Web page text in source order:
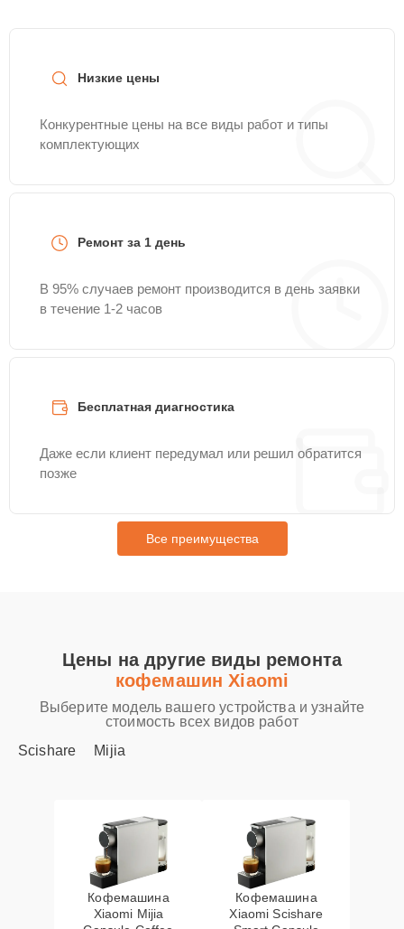
Низкие цены
Конкурентные цены на все виды работ и типы
комплектующих
Ремонт за 1 день
В 95% случаев ремонт производится в день заявки
в течение 1-2 часов
Бесплатная диагностика
Даже если клиент передумал или решил обратится
позже
Все преимущества
Цены на другие виды ремонта
кофемашин Xiaomi
Выберите модель вашего устройства и узнайте
стоимость всех видов работ
Scishare
Mijia
Кофемашина
Xiaomi Mijia
Кофемашина
Xiaomi Scishare